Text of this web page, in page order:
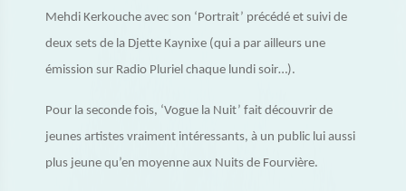
Mehdi Kerkouche avec son ‘Portrait’ précédé et suivi de
deux sets de la Djette Kaynixe (qui a par ailleurs une
émission sur Radio Pluriel chaque lundi soir…).
Pour la seconde fois, ‘Vogue la Nuit’ fait découvrir de
jeunes artistes vraiment intéressants, à un public lui aussi
plus jeune qu’en moyenne aux Nuits de Fourvière.